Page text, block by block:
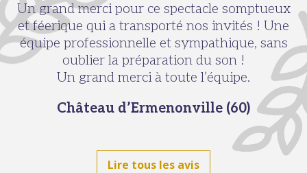
Un grand merci pour ce spectacle somptueux
et féerique qui a transporté nos invités ! Une
équipe professionnelle et sympathique, sans
oublier la préparation du son !
Un grand merci à toute l’équipe.
Château d’Ermenonville (60)
Lire tous les avis